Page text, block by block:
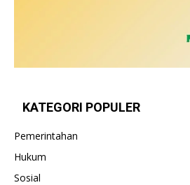
KATEGORI POPULER
Pemerintahan
Hukum
Sosial